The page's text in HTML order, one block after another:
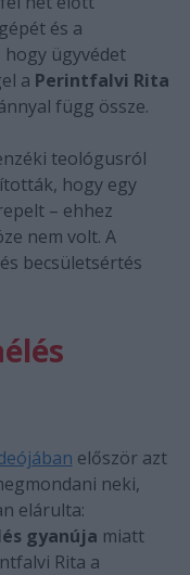
és a
ügyvédet
a Perintfalvi Rita
függ össze.
teológusról
hogy egy
– ehhez
nem volt. A
becsületsértés
először azt
neki,
elárulta:
gyanúja miatt
Rita a